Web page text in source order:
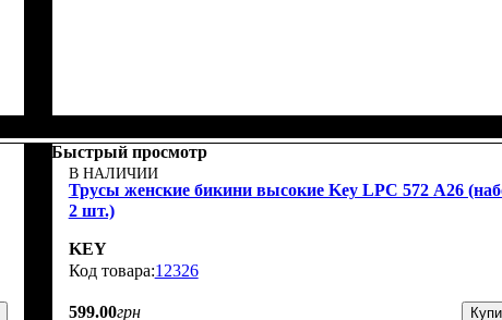
Быстрый просмотр
В НАЛИЧИИ
Трусы женские бикини высокие Key LPC 572 А26
2 шт.)
KEY
12326
599.00грн